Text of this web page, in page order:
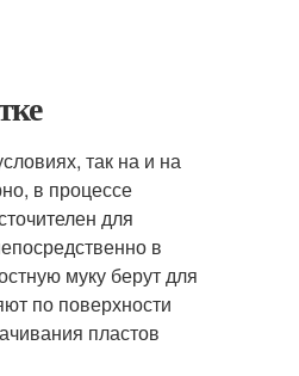
так на и на
в процессе
для
в
муку берут для
по поверхности
пластов